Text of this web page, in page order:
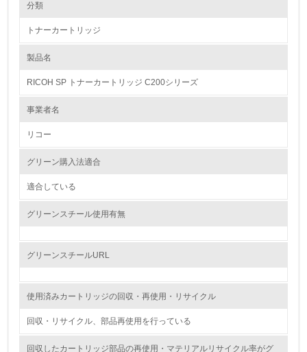
1.環境取り組み体制
5.
分類
トナーカートリッジ
製品名
RICOH SP トナーカートリッジ C200シリーズ
事業者名
リコー
グリーン購入法適合
適合している
グリーンスチール使用有無
グリーンスチールURL
使用済みカートリッジの回収・再使用・リサイクル
回収・リサイクル、部品再使用を行っている
回収したカートリッジ部品の再使用・マテリアルリサイクル率がグ